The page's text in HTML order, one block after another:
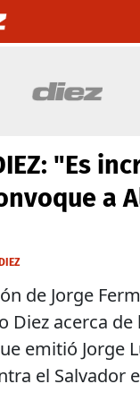
"Es
a
de Jorge
Diez acerca de
emitió Jorge
el Salvador